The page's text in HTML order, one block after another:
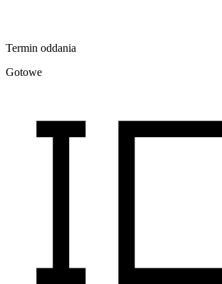
Termin oddania
Gotowe